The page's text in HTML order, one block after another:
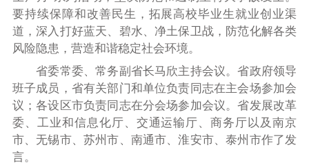
要持续保障和改善民生，拓展高校毕业生就业创业渠
道，深入打好蓝天、碧水、净土保卫战，防范化解各类
风险隐患，营造和谐稳定社会环境。
省委常委、常务副省长马欣主持会议。省政府领导
班子成员，省有关部门和单位负责同志在主会场参加会
议；各设区市负责同志在分会场参加会议。省发展改革
委、工业和信息化厅、交通运输厅、商务厅以及南京
市、无锡市、苏州市、南通市、淮安市、泰州市作了发
言。